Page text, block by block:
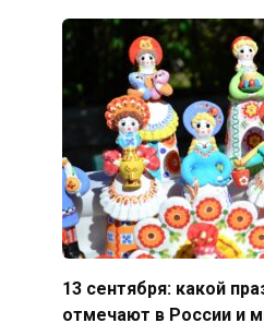
13 сентября: какой
отмечают в России и